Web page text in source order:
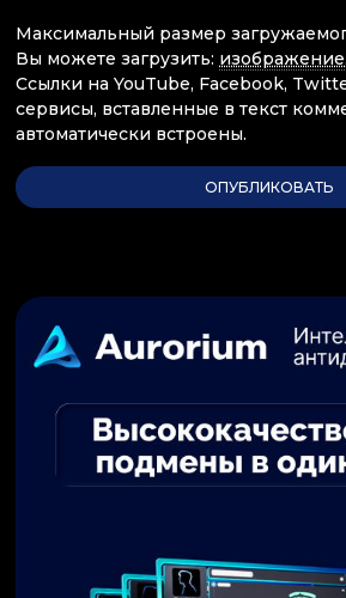
Максимальный размер
Вы можете загрузить: изображение,
Ссылки на YouTube, Facebook,
сервисы, вставленные в текст
автоматически встроены.